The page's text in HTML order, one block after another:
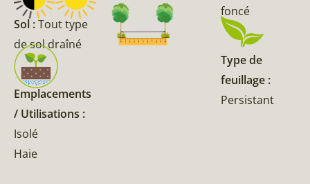
Sol :Tout type
de sol draîné
Emplacements
/ Utilisations :
Isolé
Haie
foncé
Type de
feuillage :
Persistant